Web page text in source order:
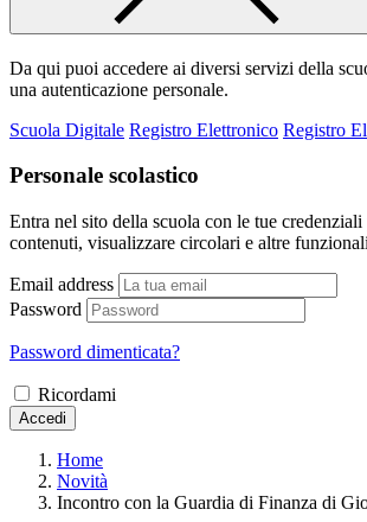
Da qui puoi accedere ai diversi servizi della
una autenticazione personale.
Scuola Digitale Registro Elettronico Registro
Personale scolastico
Entra nel sito della scuola con le tue credenziali
contenuti, visualizzare circolari e altre
Email address
Password
Password dimenticata?
Ricordami
Accedi
Home
Novità
Incontro con la Guardia di Finanza di